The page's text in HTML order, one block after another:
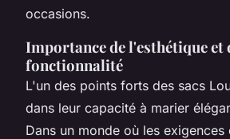
occasions.
Importance de l'esthétique et
fonctionnalité
L'un des points forts des sacs
dans leur capacité à marier
Dans un monde où les